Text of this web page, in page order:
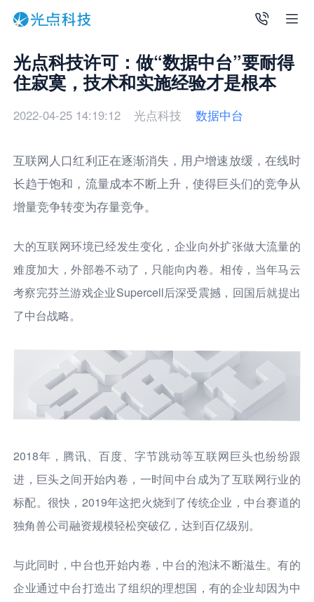
光点科技许可：做“数据中台”要耐得
住寂寞，技术和实施经验才是根本
2022-04-25 14:19:12 光点科技 数据中台
互联网人口红利正在逐渐消失，用户增速放缓，在线时
长趋于饱和，流量成本不断上升，使得巨头们的竞争从
增量竞争转变为存量竞争。
大的互联网环境已经发生变化，企业向外扩张做大流量的
难度加大，外部卷不动了，只能向内卷。相传，当年马云
考察完芬兰游戏企业Supercell后深受震撼，回国后就提出
了中台战略。
2018年，腾讯、百度、字节跳动等互联网巨头也纷纷跟
进，巨头之间开始内卷，一时间中台成为了互联网行业的
标配。很快，2019年这把火烧到了传统企业，中台赛道的
独角兽公司融资规模轻松突破亿，达到百亿级别。
与此同时，中台也开始内卷，中台的泡沫不断滋生。有的
企业通过中台打造出了组织的理想国，有的企业却因为中